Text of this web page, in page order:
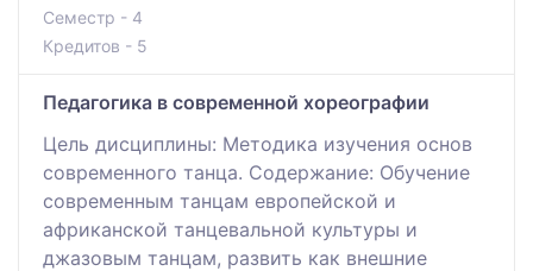
Семестр - 4
Кредитов - 5
Педагогика в современной хореографии
Цель дисциплины: Методика изучения основ
современного танца. Содержание: Обучение
современным танцам европейской и
африканской танцевальной культуры и
джазовым танцам, развить как внешние